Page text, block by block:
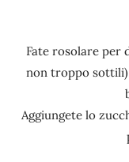
Fate rosolare per
non troppo sottili)
Aggiungete lo